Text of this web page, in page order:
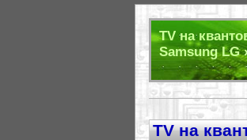
TV на
Samsung LG
TV на